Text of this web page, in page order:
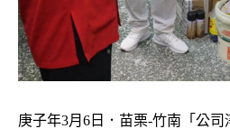
庚子年3月6日．苗栗-竹南「公司